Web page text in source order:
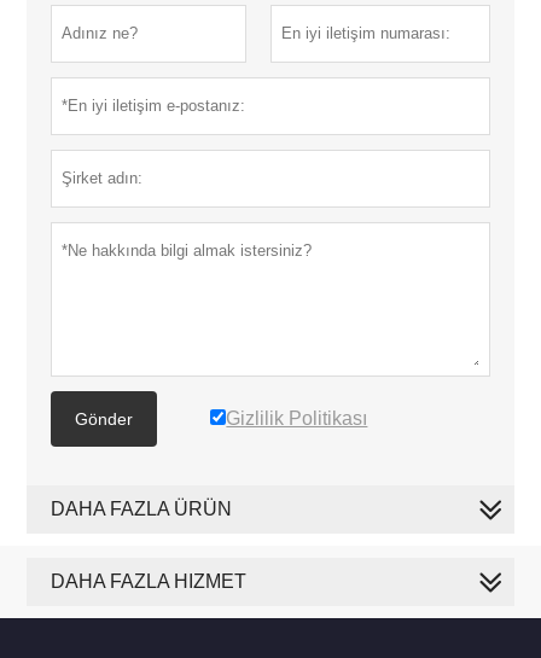
Gönder Gizlilik Politikası
DAHA FAZLA ÜRÜN
DAHA FAZLA HIZMET